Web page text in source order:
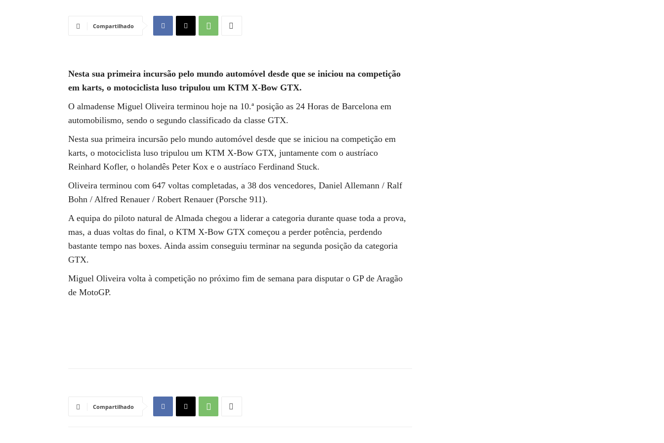
Compartilhado
Nesta sua primeira incursão pelo mundo automóvel desde que se iniciou na competição
em karts, o motociclista luso tripulou um KTM X-Bow GTX.
O almadense Miguel Oliveira terminou hoje na 10.ª posição as 24 Horas de Barcelona em
automobilismo, sendo o segundo classificado da classe GTX.
Nesta sua primeira incursão pelo mundo automóvel desde que se iniciou na competição em
karts, o motociclista luso tripulou um KTM X-Bow GTX, juntamente com o austríaco
Reinhard Kofler, o holandês Peter Kox e o austríaco Ferdinand Stuck.
Oliveira terminou com 647 voltas completadas, a 38 dos vencedores, Daniel Allemann / Ralf
Bohn / Alfred Renauer / Robert Renauer (Porsche 911).
A equipa do piloto natural de Almada chegou a liderar a categoria durante quase toda a prova,
mas, a duas voltas do final, o KTM X-Bow GTX começou a perder potência, perdendo
bastante tempo nas boxes. Ainda assim conseguiu terminar na segunda posição da categoria
GTX.
Miguel Oliveira volta à competição no próximo fim de semana para disputar o GP de Aragão
de MotoGP.
Compartilhado